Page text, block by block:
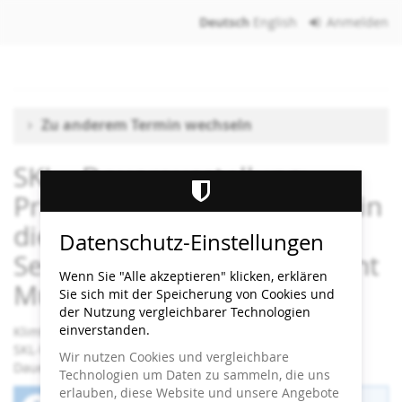
Deutsch English Anmelden
Zu anderem Termin wechseln
SKL - Dauerausstellung:
Primarstufen: Wie Fantasie in
die Kunst kam /
Sekundarstufen I+II: Wie geht
Museum?
Klimt ⇄ Warhol
SKL-Workshop
Dauer: 90 Minuten
Datenschutz-Einstellungen
Wenn Sie "Alle akzeptieren" klicken, erklären
Sie sich mit der Speicherung von Cookies und
der Nutzung vergleichbarer Technologien
einverstanden.
Wir nutzen Cookies und vergleichbare
Technologien um Daten zu sammeln, die uns
erlauben, diese Website und unsere Angebote